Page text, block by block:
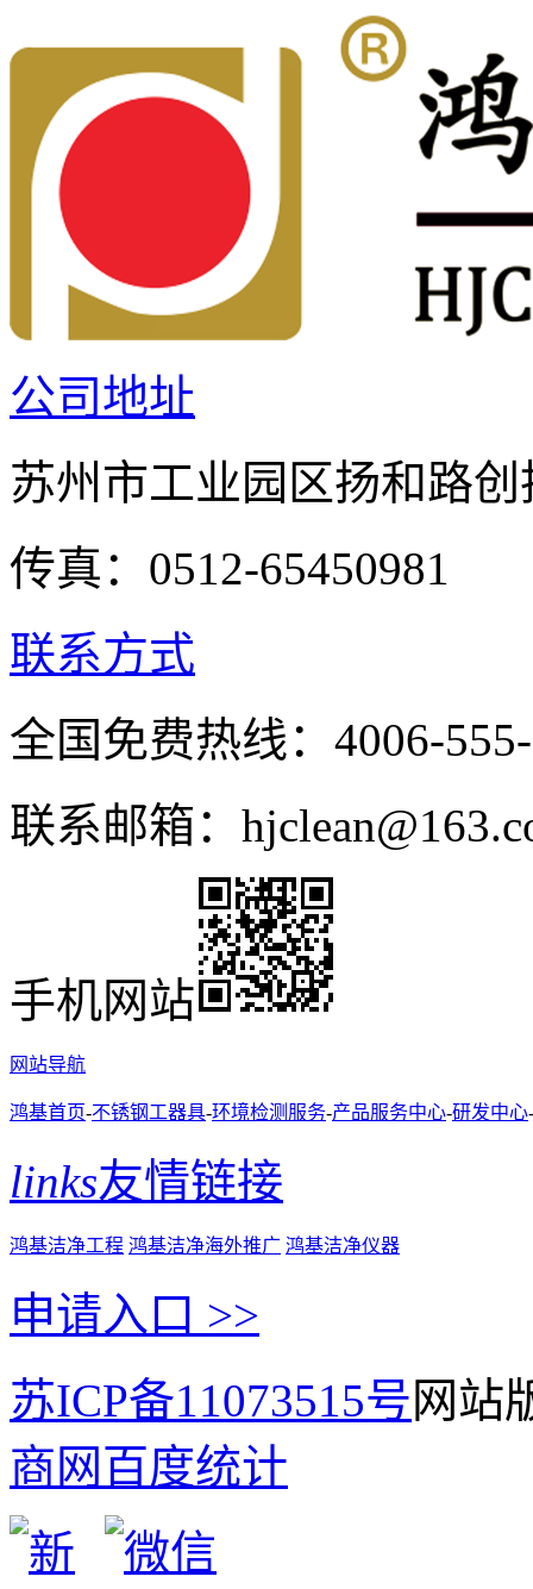
公司地址
苏州市工业园区扬和路
传真：0512-65450981
联系方式
全国免费热线：4006-
联系邮箱：
手机网站
网站导航
鸿基首页-不锈钢工器具-环境检测服务-产品服务中心-研发中心-
links友情链接
鸿基洁净工程 鸿基洁净海外推广 鸿基洁净仪器
申请入口 >>
苏ICP备11073515号网站
商网百度统计